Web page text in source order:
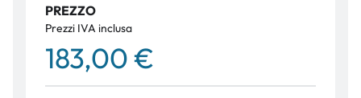
PREZZO
Prezzi IVA inclusa
183,00 €